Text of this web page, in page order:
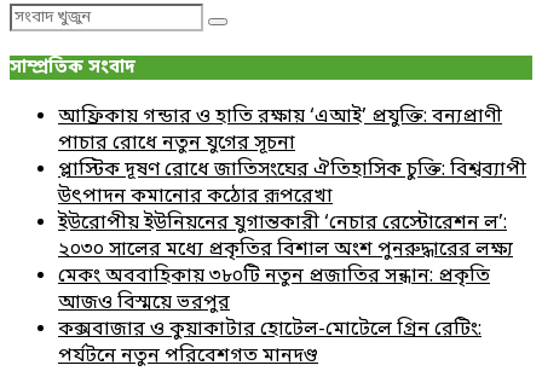
Search
Search
সাম্প্রতিক সংবাদ
আফ্রিকায় গন্ডার ও হাতি রক্ষায় ‘এআই’ প্রযুক্তি: বন্যপ্রাণী
পাচার রোধে নতুন যুগের সূচনা
প্লাস্টিক দূষণ রোধে জাতিসংঘের ঐতিহাসিক চুক্তি: বিশ্বব্যাপী
উৎপাদন কমানোর কঠোর রূপরেখা
ইউরোপীয় ইউনিয়নের যুগান্তকারী ‘নেচার রেস্টোরেশন ল’:
২০৩০ সালের মধ্যে প্রকৃতির বিশাল অংশ পুনরুদ্ধারের লক্ষ্য
মেকং অববাহিকায় ৩৮০টি নতুন প্রজাতির সন্ধান: প্রকৃতি
আজও বিস্ময়ে ভরপুর
কক্সবাজার ও কুয়াকাটার হোটেল-মোটেলে গ্রিন রেটিং:
পর্যটনে নতুন পরিবেশগত মানদণ্ড